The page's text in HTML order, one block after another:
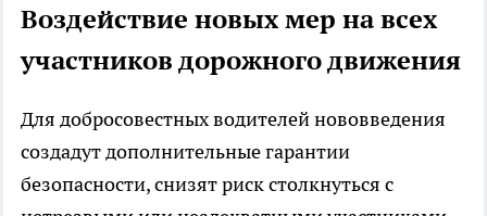
Воздействие новых мер на всех
участников дорожного движения
Для добросовестных водителей нововведения
создадут дополнительные гарантии
безопасности, снизят риск столкнуться с